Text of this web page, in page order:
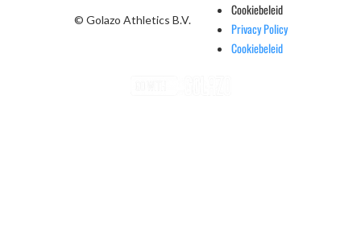
© Golazo Athletics B.V.
Cookiebeleid
Privacy Policy
Cookiebeleid